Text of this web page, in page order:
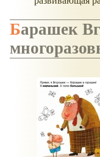
Барашек Вгорошек и